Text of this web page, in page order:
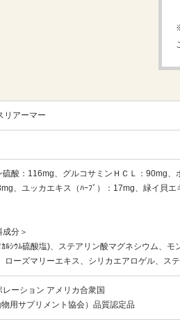
リアーマー
硫酸：116mg、グルコサミンＨＣＬ：90mg
、ユッカエキス（ﾊｰﾌﾞ）：17mg、緑イ貝
成分＞
ｶﾙｼｳﾑ硫酸塩)、ステアリン酸マグネシウム、
ローズマリーエキス、シリカエアロゲル、ステ
ーション アメリカ合衆国
用サプリメント協会）品質認定品